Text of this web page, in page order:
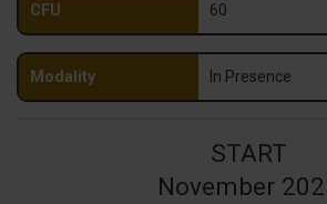
CFU 60
Modality In Presence
START
November